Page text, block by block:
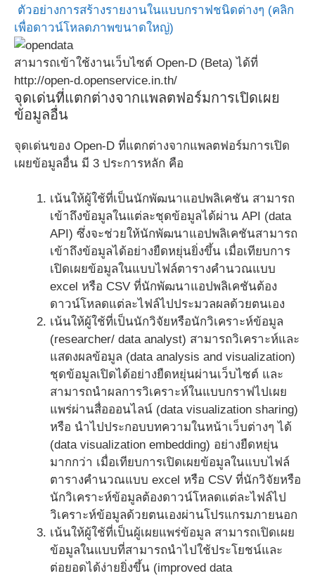
ตัวอย่างการสร้างรายงานในแบบกราฟชนิดต่างๆ (คลิก
เพื่อดาวน์โหลดภาพขนาดใหญ่)
สามารถเข้าใช้งานเว็บไซต์ Open-D (Beta) ได้ที่
http://open-d.openservice.in.th/
จุดเด่นที่แตกต่างจากแพลตฟอร์มการเปิดเผย
ข้อมูลอื่น
จุดเด่นของ Open-D ที่แตกต่างจากแพลตฟอร์มการเปิด
เผยข้อมูลอื่น มี 3 ประการหลัก คือ
เน้นให้ผู้ใช้ที่เป็นนักพัฒนาแอปพลิเคชัน สามารถ
เข้าถึงข้อมูลในแต่ละชุดข้อมูลได้ผ่าน API (data
API) ซึ่งจะช่วยให้นักพัฒนาแอปพลิเคชันสามารถ
เข้าถึงข้อมูลได้อย่างยืดหยุ่นยิ่งขึ้น เมื่อเทียบการ
เปิดเผยข้อมูลในแบบไฟล์ตารางคำนวณแบบ
excel หรือ CSV ที่นักพัฒนาแอปพลิเคชันต้อง
ดาวน์โหลดแต่ละไฟล์ไปประมวลผลด้วยตนเอง
เน้นให้ผู้ใช้ที่เป็นนักวิจัยหรือนักวิเคราะห์ข้อมูล
(researcher/ data analyst) สามารถวิเคราะห์และ
แสดงผลข้อมูล (data analysis and visualization)
ชุดข้อมูลเปิดได้อย่างยืดหยุ่นผ่านเว็บไซต์ และ
สามารถนำผลการวิเคราะห์ในแบบกราฟไปเผย
แพร่ผ่านสื่อออนไลน์ (data visualization sharing)
หรือ นำไปประกอบบทความในหน้าเว็บต่างๆ ได้
(data visualization embedding) อย่างยืดหยุ่น
มากกว่า เมื่อเทียบการเปิดเผยข้อมูลในแบบไฟล์
ตารางคำนวณแบบ excel หรือ CSV ที่นักวิจัยหรือ
นักวิเคราะห์ข้อมูลต้องดาวน์โหลดแต่ละไฟล์ไป
วิเคราะห์ข้อมูลด้วยตนเองผ่านโปรแกรมภายนอก
เน้นให้ผู้ใช้ที่เป็นผู้เผยแพร่ข้อมูล สามารถเปิดเผย
ข้อมูลในแบบที่สามารถนำไปใช้ประโยชน์และ
ต่อยอดได้ง่ายยิ่งขึ้น (improved data